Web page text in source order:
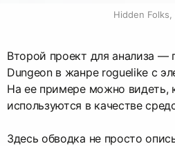
Hidden Folks,
Второй проект для анализа —
Dungeon в жанре roguelike с
На ее примере можно видеть,
используются в качестве
Здесь обводка не просто